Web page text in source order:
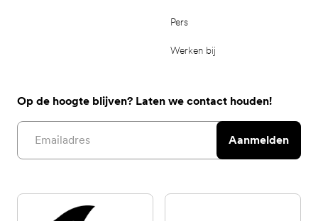
Pers
Werken bij
Op de hoogte blijven? Laten we contact houden!
Email address
Aanmelden